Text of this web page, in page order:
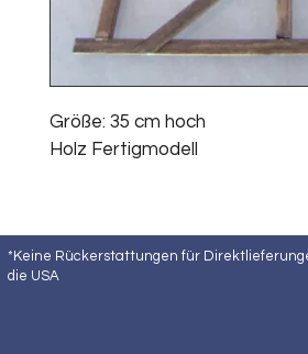
Größe: 35 cm hoch
Holz Fertigmodell
*Keine Rückerstattungen für
die USA